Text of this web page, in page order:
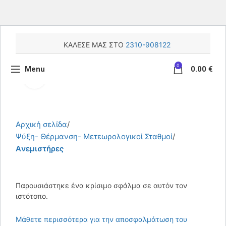
ΚΑΛΕΣΕ ΜΑΣ ΣΤΟ 2310-908122
Menu 0 0.00 €
Αρχική σελίδα
Ψύξη- Θέρμανση- Μετεωρολογικοί Σταθμοί
Aνεμιστήρες
Παρουσιάστηκε ένα κρίσιμο σφάλμα σε αυτόν τον
ιστότοπο.
Μάθετε περισσότερα για την αποσφαλμάτωση του